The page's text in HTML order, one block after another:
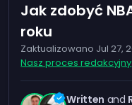
Jak zdobyć
roku
Zaktualizowano Jul 27,
Nasz proces redakcyjny
Written and